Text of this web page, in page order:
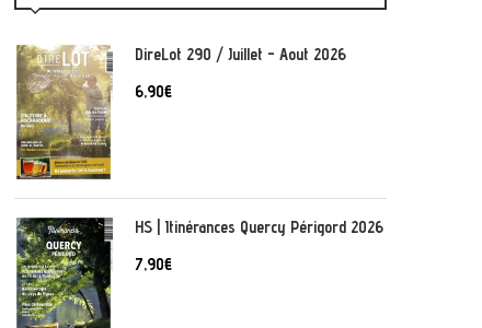
DireLot 290 / Juillet - Aout 2026
6,90€
HS | Itinérances Quercy Périgord 2026
7,90€